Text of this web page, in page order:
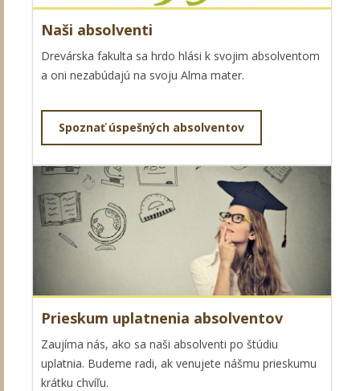
Naši absolventi
Drevárska fakulta sa hrdo hlási k svojim absolventom
a oni nezabúdajú na svoju Alma mater.
Spoznať úspešných absolventov
Prieskum uplatnenia absolventov
Zaujíma nás, ako sa naši absolventi po štúdiu
uplatnia. Budeme radi, ak venujete nášmu prieskumu
krátku chvíľu.